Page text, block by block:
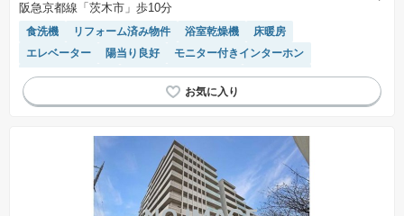
阪急京都線「茨木市」歩10分
食洗機 リフォーム済み物件 浴室乾燥機
床暖房
エレベーター
陽当り良好
モニター付きインターホン
システムキッチン
駐輪場・バイク置き場
ペット相談
温水洗浄便座
宅配ボックス